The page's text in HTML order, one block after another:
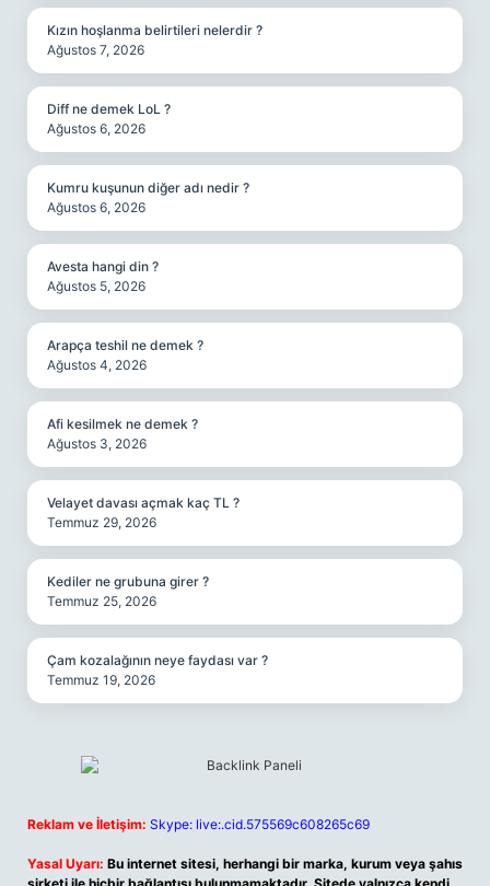
Kızın hoşlanma belirtileri nelerdir ?
Ağustos 7, 2026
Diff ne demek LoL ?
Ağustos 6, 2026
Kumru kuşunun diğer adı nedir ?
Ağustos 6, 2026
Avesta hangi din ?
Ağustos 5, 2026
Arapça teshil ne demek ?
Ağustos 4, 2026
Afi kesilmek ne demek ?
Ağustos 3, 2026
Velayet davası açmak kaç TL ?
Temmuz 29, 2026
Kediler ne grubuna girer ?
Temmuz 25, 2026
Çam kozalağının neye faydası var ?
Temmuz 19, 2026
Reklam ve İletişim: Skype: live:.cid.575569c608265c69
Yasal Uyarı: Bu internet sitesi, herhangi bir marka, kurum veya şahıs